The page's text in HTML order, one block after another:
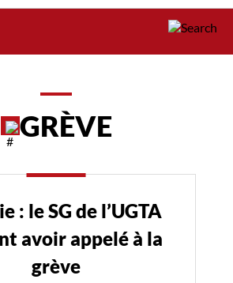
GRÈVE
: le SG de l’UGTA
avoir appelé à la
grève